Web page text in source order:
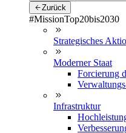
Zurück
#MissionTop20bis2030
Strategisches
Moderner Staat
Forcierung
Infrastruktur